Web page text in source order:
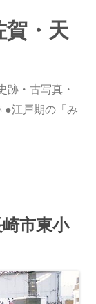
・天
跡・古写真・
●江戸期の「み
市東小